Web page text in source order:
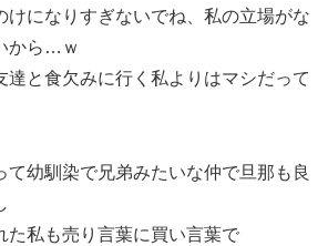
けになりすぎないでね、私の立場がな
から…ｗ
達と食欠みに行く私よりはマシだって
て幼馴染で兄弟みたいな仲で旦那も良
た私も売り言葉に買い言葉で